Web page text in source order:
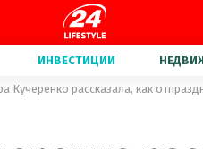
ИНВЕСТИЦИИ